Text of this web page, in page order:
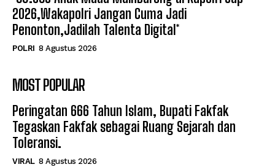
2026,Wakapolri Jangan Cuma Jadi
Penonton,Jadilah Talenta Digital*
POLRI 8 Agustus 2026
MOST POPULAR
Peringatan 666 Tahun Islam, Bupati Fakfak
Tegaskan Fakfak sebagai Ruang Sejarah dan
Toleransi.
VIRAL 8 Agustus 2026